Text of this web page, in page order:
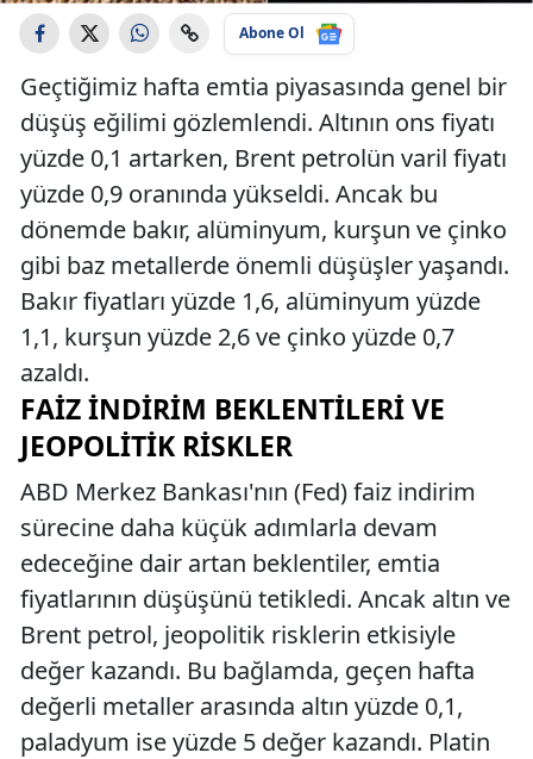
Abone Ol
Geçtiğimiz hafta emtia piyasasında genel bir
düşüş eğilimi gözlemlendi. Altının ons fiyatı
yüzde 0,1 artarken, Brent petrolün varil fiyatı
yüzde 0,9 oranında yükseldi. Ancak bu
dönemde bakır, alüminyum, kurşun ve çinko
gibi baz metallerde önemli düşüşler yaşandı.
Bakır fiyatları yüzde 1,6, alüminyum yüzde
1,1, kurşun yüzde 2,6 ve çinko yüzde 0,7
azaldı.
FAIZ İNDIRIM BEKLENTILERI VE
JEOPOLITIK RISKLER
ABD Merkez Bankası'nın (Fed) faiz indirim
sürecine daha küçük adımlarla devam
edeceğine dair artan beklentiler, emtia
fiyatlarının düşüşünü tetikledi. Ancak altın ve
Brent petrol, jeopolitik risklerin etkisiyle
değer kazandı. Bu bağlamda, geçen hafta
değerli metaller arasında altın yüzde 0,1,
paladyum ise yüzde 5 değer kazandı. Platin